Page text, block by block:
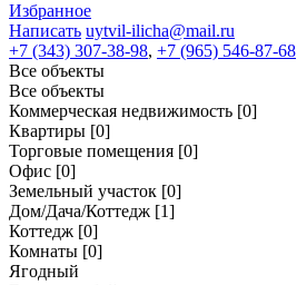
Избранное
Написать uytvil-ilicha@mail.ru
+7 (343) 307-38-98, +7 (965) 546-87-68
Все объекты
Все объекты
Коммерческая недвижимость [0]
Квартиры [0]
Торговые помещения [0]
Офис [0]
Земельный участок [0]
Дом/Дача/Коттедж [1]
Коттедж [0]
Комнаты [0]
Ягодный